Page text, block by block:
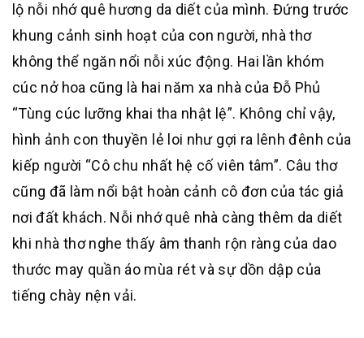
lộ nỗi nhớ quê hương da diết của mình. Đứng trước
khung cảnh sinh hoạt của con người, nhà thơ
không thể ngăn nổi nỗi xúc động. Hai lần khóm
cúc nở hoa cũng là hai năm xa nhà của Đỗ Phủ
“Tùng cúc lưỡng khai tha nhật lệ”. Không chỉ vậy,
hình ảnh con thuyền lẻ loi như gợi ra lênh đênh của
kiếp người “Cô chu nhất hệ cố viên tâm”. Câu thơ
cũng đã làm nổi bật hoàn cảnh cô đơn của tác giả
nơi đất khách. Nỗi nhớ quê nhà càng thêm da diết
khi nhà thơ nghe thấy âm thanh rộn ràng của dao
thước may quần áo mùa rét và sự dồn dập của
tiếng chày nện vải.